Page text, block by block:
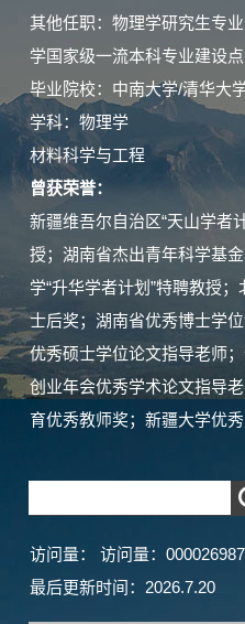
其他任职：物理学研究生专
学国家级一流本科专业建设
毕业院校：中南大学/清华大
学科：物理学
材料科学与工程
曾获荣誉：
新疆维吾尔自治区“天山学者
授；湖南省杰出青年科学基
学“升华学者计划”特聘教授
士后奖；湖南省优秀博士学
优秀硕士学位论文指导老师
创业年会优秀学术论文指导
育优秀教师奖；新疆大学优秀
访问量： 访问量：
最后更新时间： 2026.7.20